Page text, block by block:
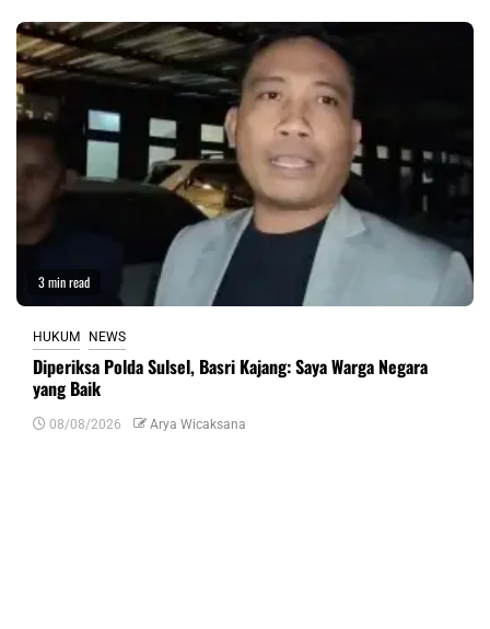
3 min read
HUKUM NEWS
Diperiksa Polda Sulsel, Basri Kajang: Saya Warga Negara
yang Baik
08/08/2026 Arya Wicaksana